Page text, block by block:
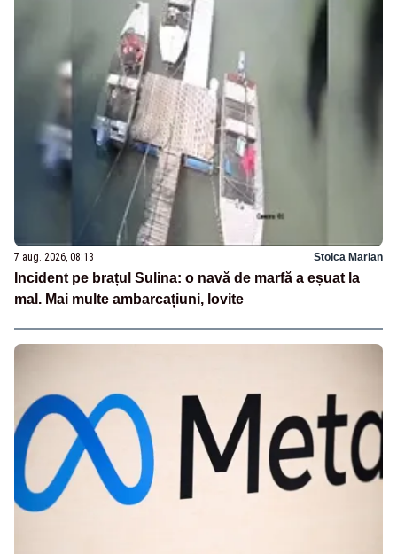
7 aug. 2026, 08:13 Stoica Marian
Incident pe brațul Sulina: o navă de marfă a eșuat la
mal. Mai multe ambarcațiuni, lovite